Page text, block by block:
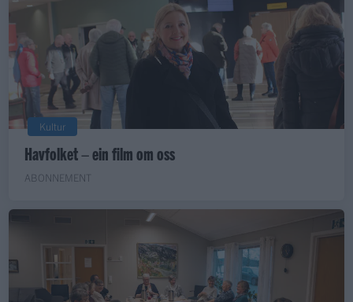
Kultur
Havfolket – ein film om oss
ABONNEMENT